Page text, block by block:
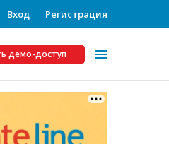
Вход Регистрация
демо-доступ